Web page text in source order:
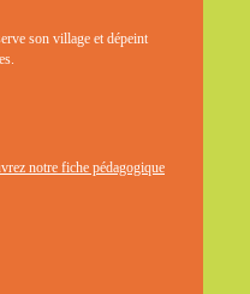
son village et dépeint
notre fiche pédagogique